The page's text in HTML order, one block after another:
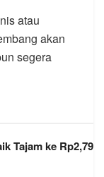
atau
akan
segera
Tajam ke Rp2,79